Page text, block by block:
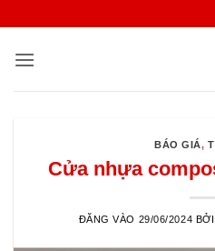
nội
BÁO GIÁ,
Cửa nhựa
ĐĂNG VÀO 29/06/2024 BỞI